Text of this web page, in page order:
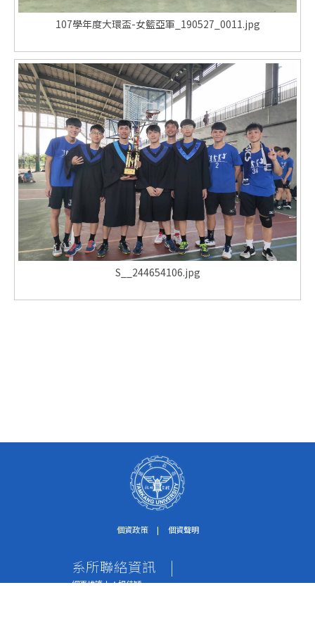
107學年度大環盃-女籃亞軍_190527_0011.jpg
S__244654106.jpg
個資政策 | 個資聲明
系所聯絡資訊 |
網頁維護人：楊佳穎